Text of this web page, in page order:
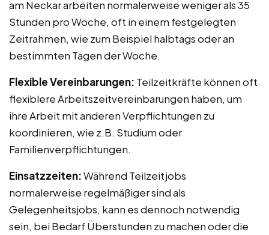
am Neckar arbeiten normalerweise weniger als 35
Stunden pro Woche, oft in einem festgelegten
Zeitrahmen, wie zum Beispiel halbtags oder an
bestimmten Tagen der Woche.
Flexible Vereinbarungen: Teilzeitkräfte können oft
flexiblere Arbeitszeitvereinbarungen haben, um
ihre Arbeit mit anderen Verpflichtungen zu
koordinieren, wie z.B. Studium oder
Familienverpflichtungen.
Einsatzzeiten:Während Teilzeitjobs
normalerweise regelmäßiger sind als
Gelegenheitsjobs, kann es dennoch notwendig
sein, bei Bedarf Überstunden zu machen oder die